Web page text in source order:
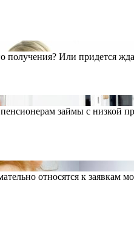
Или придется
займы с низкой
относятся к заявкам